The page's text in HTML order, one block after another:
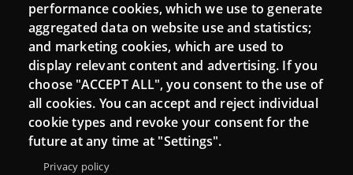
Connect
Contact
Newsletters
performance cookies, which we use to generate
aggregated data on website use and statistics;
and marketing cookies, which are used to
display relevant content and advertising. If you
choose "ACCEPT ALL", you consent to the use of
all cookies. You can accept and reject individual
cookie types and revoke your consent for the
future at any time at "Settings".
Privacy policy